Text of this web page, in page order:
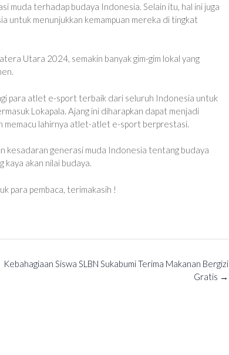
muda terhadap budaya Indonesia. Selain itu, hal ini juga
untuk menunjukkan kemampuan mereka di tingkat
Utara 2024, semakin banyak gim-gim lokal yang
para atlet e-sport terbaik dari seluruh Indonesia untuk
Lokapala. Ajang ini diharapkan dapat menjadi
memacu lahirnya atlet-atlet e-sport berprestasi.
kesadaran generasi muda Indonesia tentang budaya
kaya akan nilai budaya.
para pembaca, terimakasih !
Kebahagiaan Siswa SLBN Sukabumi Terima Makanan Bergizi
Gratis →